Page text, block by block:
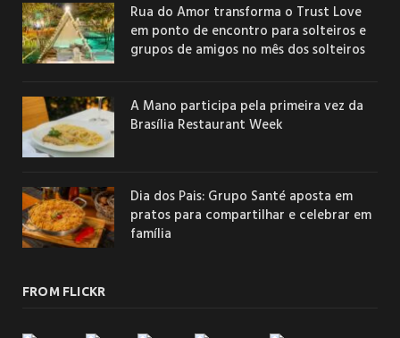
Rua do Amor transforma o Trust Love
em ponto de encontro para solteiros e
grupos de amigos no mês dos solteiros
A Mano participa pela primeira vez da
Brasília Restaurant Week
Dia dos Pais: Grupo Santé aposta em
pratos para compartilhar e celebrar em
família
FROM FLICKR